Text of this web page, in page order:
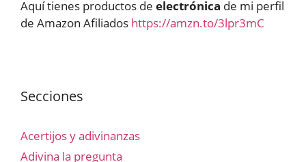
Aquí tienes productos de electrónica de mi perfil
de Amazon Afiliados https://amzn.to/3lpr3mC
Secciones
Acertijos y adivinanzas
Adivina la pregunta